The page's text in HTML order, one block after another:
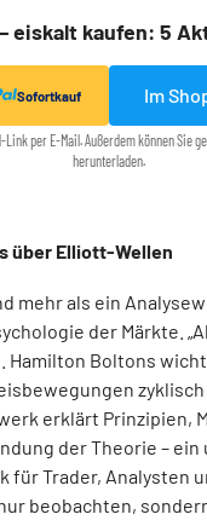
eiskalt kaufen: 5
Sofortkauf Im
per E-Mail. Außerdem können Sie
herunterladen.
über Elliott-Wellen
mehr als ein
der Märkte.
Hamilton Boltons
erklärt Prinzipien,
der Theorie –
für Trader, Analysten
beobachten,